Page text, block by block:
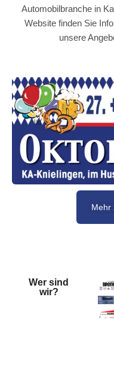
Automobilbranche in
Website finden Sie
unsere
Mehr
Wer sind
wir?